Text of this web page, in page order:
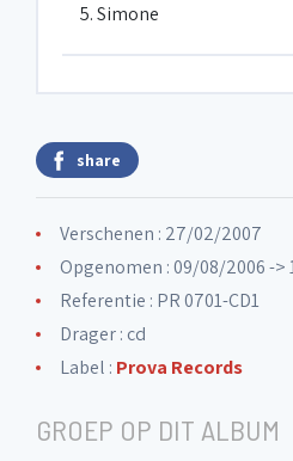
5. Simone
6. Paisellu miu
7. With purpose
8. Blues for Alice
9. Side square
10. The traveller
share
Verschenen : 27/02/2007
Opgenomen : 09/08/2006 ->
Referentie : PR 0701-CD1
Drager : cd
Label : Prova Records
GROEP OP DIT ALBUM